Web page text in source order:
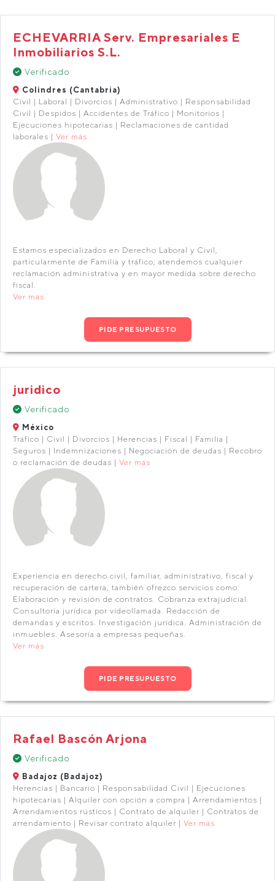
ECHEVARRIA Serv. Empresariales E
Inmobiliarios S.L.
Verificado
Colindres (Cantabria)
Civil | Laboral | Divorcios | Administrativo | Responsabilidad
Civil | Despidos | Accidentes de Tráfico | Monitorios |
Ejecuciones hipotecarias | Reclamaciones de cantidad
laborales | Ver más
Estamos especializados en Derecho Laboral y Civil,
particularmente de Familia y tráfico; atendemos cualquier
reclamación administrativa y en mayor medida sobre derecho
fiscal.
Ver más
PIDE PRESUPUESTO
juridico
Verificado
México
Tráfico | Civil | Divorcios | Herencias | Fiscal | Familia |
Seguros | Indemnizaciones | Negociación de deudas | Recobro
o reclamación de deudas | Ver más
Experiencia en derecho civil, familiar, administrativo, fiscal y
recuperación de cartera, también ofrezco servicios como:
Elaboración y revisión de contratos. Cobranza extrajudicial.
Consultoría jurídica por videollamada. Redacción de
demandas y escritos. Investigación jurídica. Administración de
inmuebles. Asesoría a empresas pequeñas.
Ver más
PIDE PRESUPUESTO
Rafael Bascón Arjona
Verificado
Badajoz (Badajoz)
Herencias | Bancario | Responsabilidad Civil | Ejecuciones
hipotecarias | Alquiler con opción a compra | Arrendamientos |
Arrendamientos rústicos | Contrato de alquiler | Contratos de
arrendamiento | Revisar contrato alquiler | Ver más